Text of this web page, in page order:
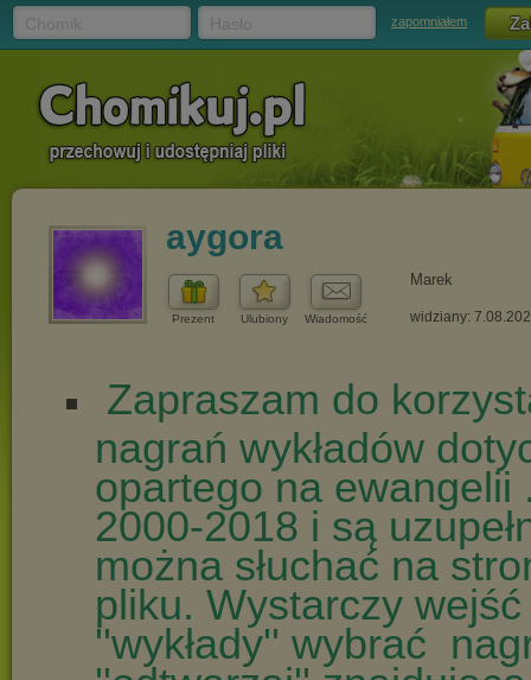
zapomniałem
aygora
Prezent Ulubiony Wiadomość
Marek
widziany: